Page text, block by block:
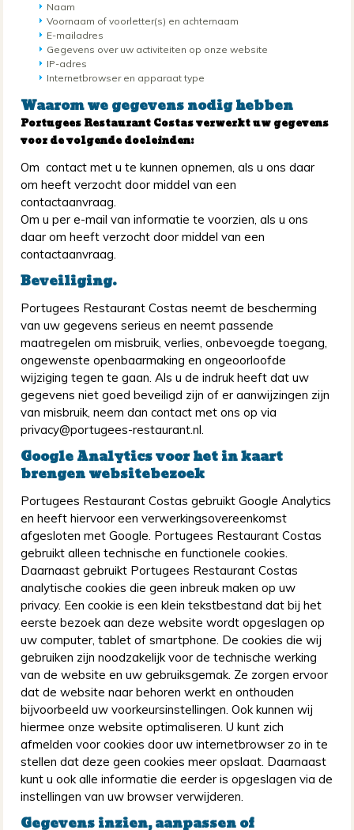
Naam
Voornaam of voorletter(s) en achternaam
E-mailadres
Gegevens over uw activiteiten op onze website
IP-adres
Internetbrowser en apparaat type
Waarom we gegevens nodig hebben
Portugees Restaurant Costas verwerkt uw gegevens
voor de volgende doeleinden:
Om contact met u te kunnen opnemen, als u ons daar
om heeft verzocht door middel van een
contactaanvraag.
Om u per e-mail van informatie te voorzien, als u ons
daar om heeft verzocht door middel van een
contactaanvraag.
Beveiliging.
Portugees Restaurant Costas neemt de bescherming
van uw gegevens serieus en neemt passende
maatregelen om misbruik, verlies, onbevoegde toegang,
ongewenste openbaarmaking en ongeoorloofde
wijziging tegen te gaan. Als u de indruk heeft dat uw
gegevens niet goed beveiligd zijn of er aanwijzingen zijn
van misbruik, neem dan contact met ons op via
privacy@portugees-restaurant.nl.
Google Analytics voor het in kaart
brengen websitebezoek
Portugees Restaurant Costas gebruikt Google Analytics
en heeft hiervoor een verwerkingsovereenkomst
afgesloten met Google. Portugees Restaurant Costas
gebruikt alleen technische en functionele cookies.
Daarnaast gebruikt Portugees Restaurant Costas
analytische cookies die geen inbreuk maken op uw
privacy. Een cookie is een klein tekstbestand dat bij het
eerste bezoek aan deze website wordt opgeslagen op
uw computer, tablet of smartphone. De cookies die wij
gebruiken zijn noodzakelijk voor de technische werking
van de website en uw gebruiksgemak. Ze zorgen ervoor
dat de website naar behoren werkt en onthouden
bijvoorbeeld uw voorkeursinstellingen. Ook kunnen wij
hiermee onze website optimaliseren. U kunt zich
afmelden voor cookies door uw internetbrowser zo in te
stellen dat deze geen cookies meer opslaat. Daarnaast
kunt u ook alle informatie die eerder is opgeslagen via de
instellingen van uw browser verwijderen.
Gegevens inzien, aanpassen of